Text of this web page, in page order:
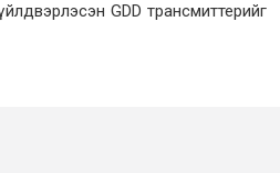
GDD трансмиттерийг